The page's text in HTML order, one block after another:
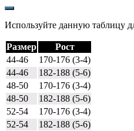
Используйте данную таблицу
Размер
Рост
44-46
170-176 (3-4)
44-46
182-188 (5-6)
48-50
170-176 (3-4)
48-50
182-188 (5-6)
52-54
170-176 (3-4)
52-54
182-188 (5-6)